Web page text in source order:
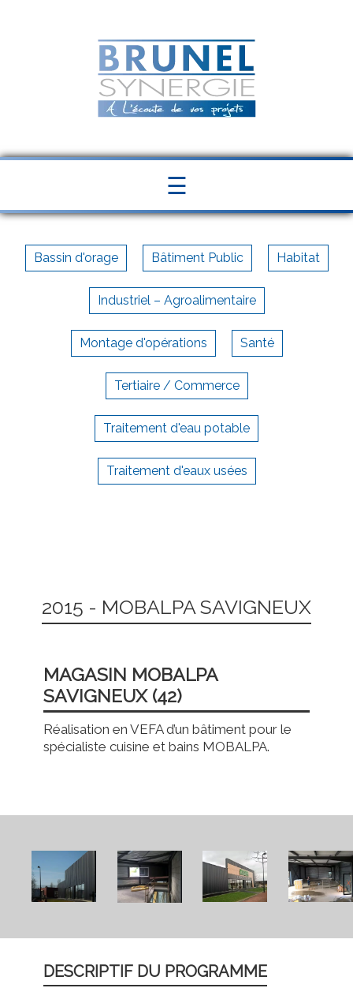
☰
Bassin d'orage Bâtiment Public Habitat
Industriel – Agroalimentaire
Montage d'opérations Santé
Tertiaire / Commerce
Traitement d'eau potable
Traitement d'eaux usées
2015 - MOBALPA SAVIGNEUX
MAGASIN MOBALPA
SAVIGNEUX (42)
Réalisation en VEFA d’un bâtiment pour le
spécialiste cuisine et bains MOBALPA.
DESCRIPTIF DU PROGRAMME